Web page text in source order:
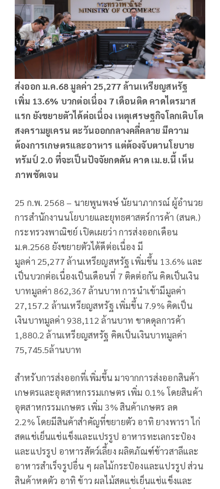
ส่งออก ม.ค.68 มูลค่า 25,277 ล้านเหรียญสหรัฐ
เพิ่ม 13.6% บวกต่อเนื่อง 7 เดือนติด คาดไตรมาส
แรก ยังขยายตัวได้ต่อเนื่อง เหตุเศรษฐกิจโลกเติบโต
สงครามยูเครน ตะวันออกกลางคลี่คลาย มีความ
ต้องการเกษตรและอาหาร แต่ต้องจับตานโยบาย
ทรัมป์ 2.0 ที่จะเป็นปัจจัยกดดัน คาด เม.ย.นี้ เห็น
ภาพชัดเจน
25 ก.พ. 2568 – นายพูนพงษ์ นัยนาภากรณ์ ผู้อำนวย
การสำนักงานนโยบายและยุทธศาสตร์การค้า (สนค.)
กระทรวงพาณิชย์ เปิดเผยว่า การส่งออกเดือน
ม.ค.2568 ยังขยายตัวได้ดีต่อเนื่อง มี
มูลค่า 25,277 ล้านเหรียญสหรัฐ เพิ่มขึ้น 13.6% และ
เป็นบวกต่อเนื่องเป็นเดือนที่ 7 ติดต่อกัน คิดเป็นเงิน
บาทมูลค่า 862,367 ล้านบาท การนำเข้ามีมูลค่า
27,157.2 ล้านเหรียญสหรัฐ เพิ่มขึ้น 7.9% คิดเป็น
เงินบาทมูลค่า 938,112 ล้านบาท ขาดดุลการค้า
1,880.2 ล้านเหรียญสหรัฐ คิดเป็นเงินบาทมูลค่า
75,745.5ล้านบาท
สำหรับการส่งออกที่เพิ่มขึ้น มาจากการส่งออกสินค้า
เกษตรและอุตสาหกรรมเกษตร เพิ่ม 0.1% โดยสินค้า
อุตสาหกรรมเกษตร เพิ่ม 3% สินค้าเกษตร ลด
2.2% โดยมีสินค้าสำคัญที่ขยายตัว อาทิ ยางพารา ไก่
สดแช่เย็นแช่แข็งและแปรรูป อาหารทะเลกระป๋อง
และแปรรูป อาหารสัตว์เลี้ยง ผลิตภัณฑ์ข้าวสาลีและ
อาหารสำเร็จรูปอื่น ๆ ผลไม้กระป๋องและแปรรูป ส่วน
สินค้าหดตัว อาทิ ข้าว ผลไม้สดแช่เย็นแช่แข็งและ